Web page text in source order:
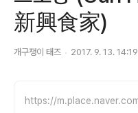
新興食家)
개구쟁이 태즈 2017. 9. 13. 14:19
https://